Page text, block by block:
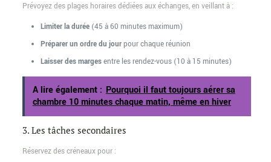
Prévoyez des plages horaires dédiées aux échanges, en veillant à :
Limiter la durée(45 à 60 minutes maximum)
Préparer un ordre du jourpour chaque réunion
Laisser des margesentre les rendez-vous (10 à 15 minutes)
A lire également : Pourquoi il faut toujours aérer sa
chambre 10 minutes chaque matin, même en hiver
3. Les tâches secondaires
Réservez des créneaux pour :